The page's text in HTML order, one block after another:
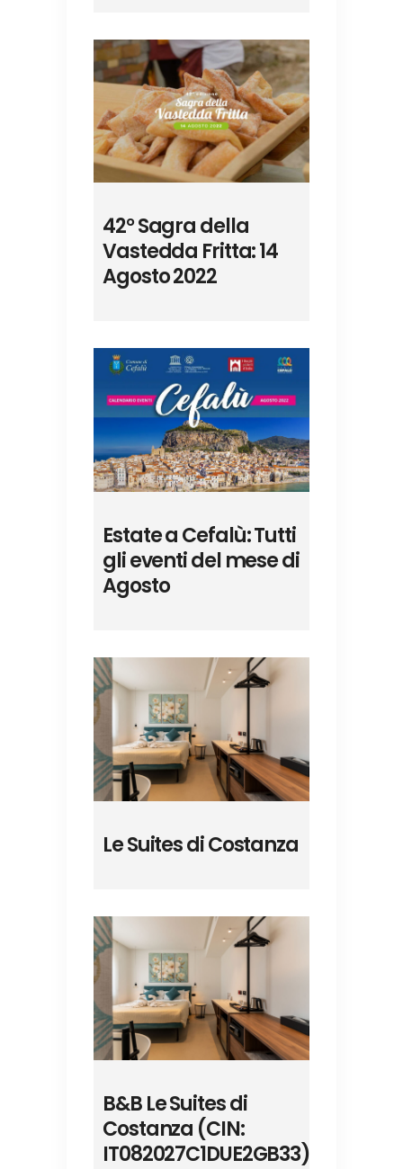
42° Sagra della
Vastedda Fritta: 14
Agosto 2022
Estate a Cefalù: Tutti
gli eventi del mese di
Agosto
Le Suites di Costanza
B&B Le Suites di
Costanza (CIN:
IT082027C1DUE2GB33)